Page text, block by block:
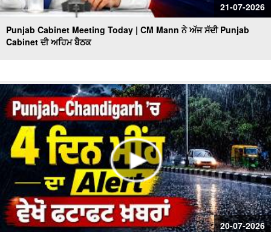
21-07-2026
Punjab Cabinet Meeting Today | CM Mann ਨੇ ਅੱਜ ਸੱਦੀ Punjab
Cabinet ਦੀ ਅਹਿਮ ਬੈਠਕ
20-07-2026